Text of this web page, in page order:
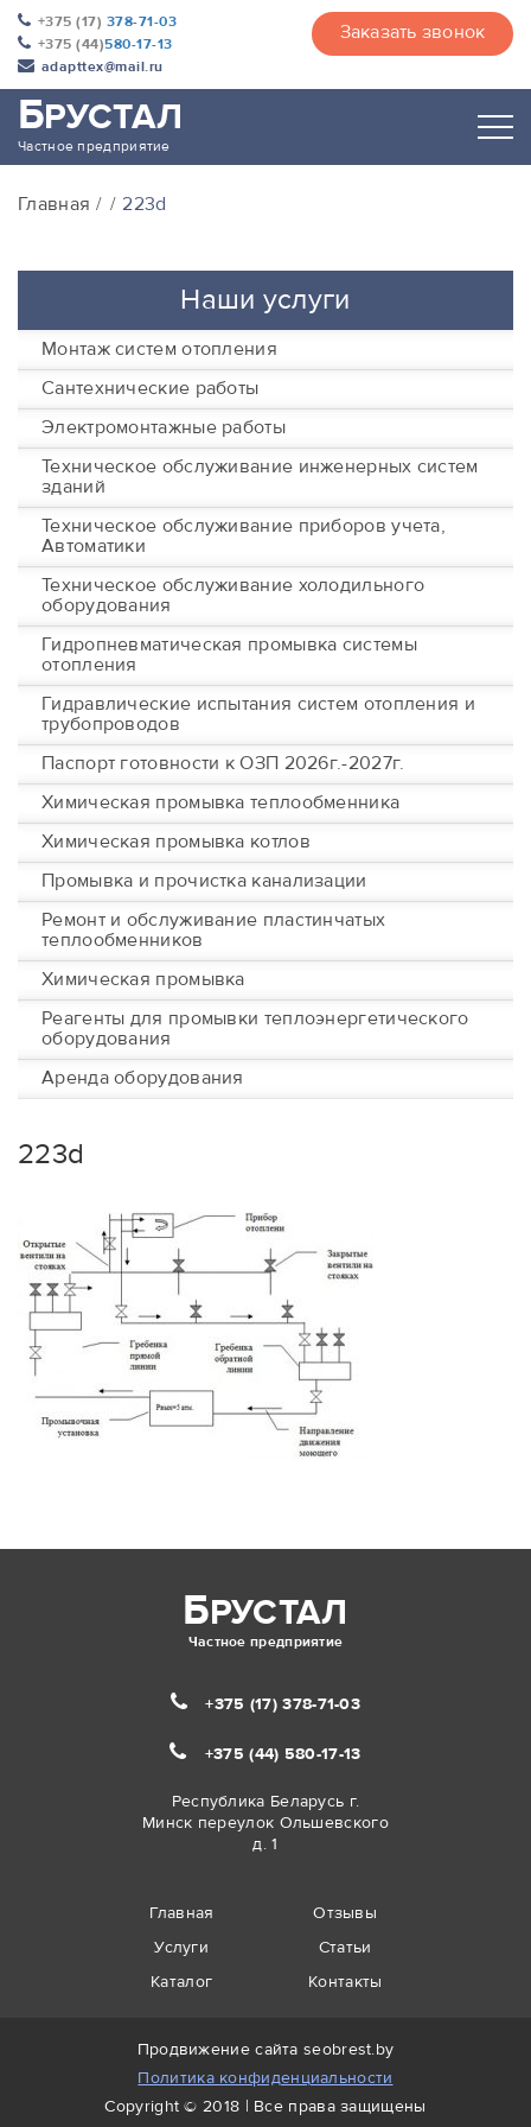
+375 (17) 378-71-03
+375 (44)580-17-13
adapttex@mail.ru
Заказать звонок
БРУСТАЛ
Частное предприятие
Главная 223d
Наши услуги
Монтаж систем отопления
Сантехнические работы
Электромонтажные работы
Техническое обслуживание инженерных систем
зданий
Техническое обслуживание приборов учета,
Автоматики
Техническое обслуживание холодильного
оборудования
Гидропневматическая промывка системы
отопления
Гидравлические испытания систем отопления и
трубопроводов
Паспорт готовности к ОЗП 2026г.-2027г.
Химическая промывка теплообменника
Химическая промывка котлов
Промывка и прочистка канализации
Ремонт и обслуживание пластинчатых
теплообменников
Химическая промывка
Реагенты для промывки теплоэнергетического
оборудования
Аренда оборудования
223d
БРУСТАЛ
Частное предприятие
+375 (17) 378-71-03
+375 (44) 580-17-13
Республика Беларусь г.
Минск переулок Ольшевского
д. 1
Главная
Услуги
Каталог
Отзывы
Статьи
Контакты
Продвижение сайта seobrest.by
Политика конфиденциальности
Copyright © 2018 | Все права защищены